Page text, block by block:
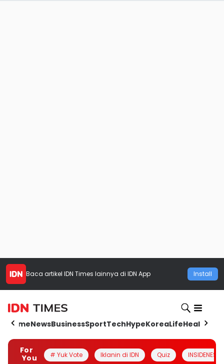
Baca artikel IDN Times lainnya di IDN App Install
HomeNewsBusinessSportTechHypeKoreaLifeHealth
For
You
# Yuk Vote Iklanin di IDN Quiz INSIDENESIA